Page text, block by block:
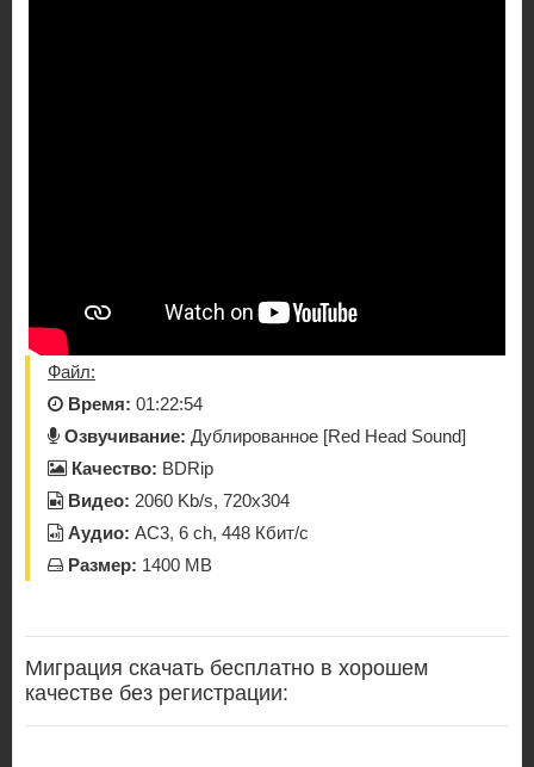
Файл:
Время: 01:22:54
Озвучивание: Дублированное [Red Head Sound]
Качество: BDRip
Видео: 2060 Kb/s, 720x304
Аудио: AC3, 6 ch, 448 Кбит/с
Размер: 1400 MB
Миграция скачать бесплатно в хорошем
качестве без регистрации: